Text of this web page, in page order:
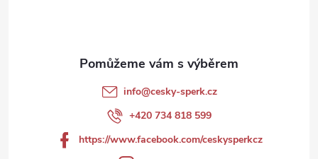
info@cesky-sperk.cz
+420 734 818 599
https://www.facebook.com/ceskysperkcz